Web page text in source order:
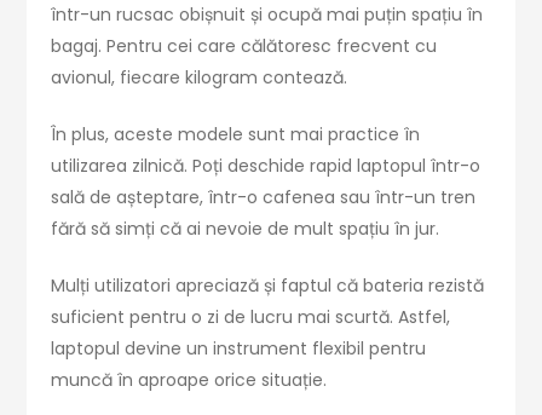
într-un rucsac obișnuit și ocupă mai puțin spațiu în
bagaj. Pentru cei care călătoresc frecvent cu
avionul, fiecare kilogram contează.
În plus, aceste modele sunt mai practice în
utilizarea zilnică. Poți deschide rapid laptopul într-o
sală de așteptare, într-o cafenea sau într-un tren
fără să simți că ai nevoie de mult spațiu în jur.
Mulți utilizatori apreciază și faptul că bateria rezistă
suficient pentru o zi de lucru mai scurtă. Astfel,
laptopul devine un instrument flexibil pentru
muncă în aproape orice situație.